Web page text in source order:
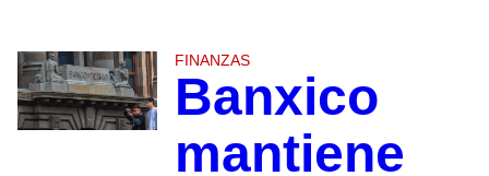
FINANZAS
Banxico
mantiene